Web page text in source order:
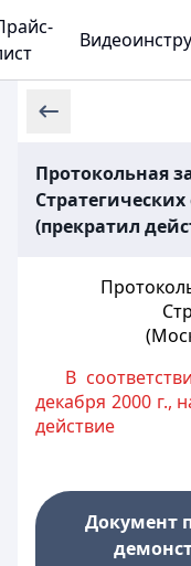
Протокольная
(прекратил
В
декабря 2000 г.,
действие
Документ